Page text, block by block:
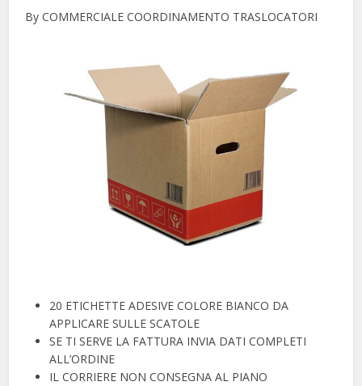
By COMMERCIALE COORDINAMENTO TRASLOCATORI
20 ETICHETTE ADESIVE COLORE BIANCO DA
APPLICARE SULLE SCATOLE
SE TI SERVE LA FATTURA INVIA DATI COMPLETI
ALL’ORDINE
IL CORRIERE NON CONSEGNA AL PIANO